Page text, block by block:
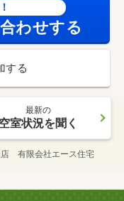
わせする
する
最新の
空室状況を聞く
店 有限会社エース住宅